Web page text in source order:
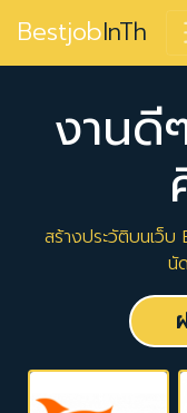
BestjobInTh
งานดี
สร้างประวัติบนเว็
นั